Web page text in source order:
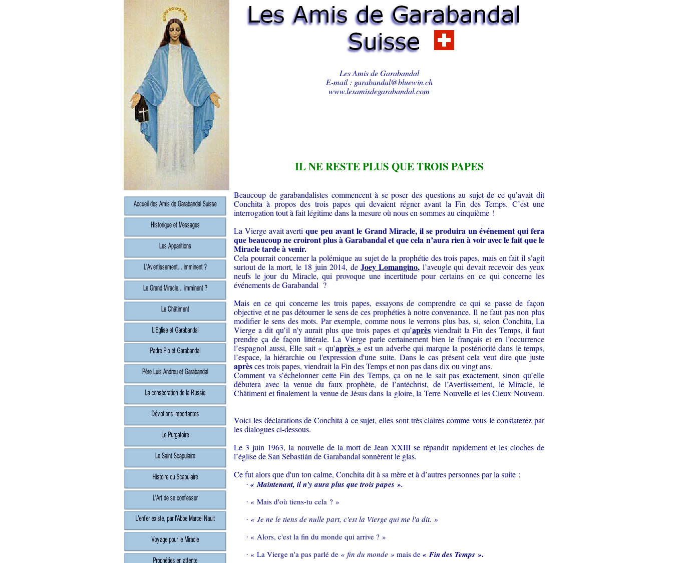
Les Amis de Garabandal
E-mail : garabandal@bluewin.ch
www.lesamisdegarabandal.com
IL NE RESTE PLUS QUE TROIS PAPES
Beaucoup de garabandalistes commencent à se poser des questions au sujet de ce qu’avait dit
Conchita à propos des trois papes qui devaient régner avant la Fin des Temps. C’est une
interrogation tout à fait légitime dans la mesure où nous en sommes au cinquième !
La Vierge avait avertique peu avant le Grand Miracle, il se produira un événement qui fera
que beaucoup ne croiront plus à Garabandal et que cela n’aura rien à voir avec le fait que le
Miracle tarde à venir.
Cela pourrait concerner la polémique au sujet de la prophétie des trois papes, mais en fait il s’agit
surtout de la mort, le 18 juin 2014, de Joey Lomangino, l’aveugle qui devait recevoir des yeux
neufs le jour du Miracle, qui provoque une incertitude pour certains en ce qui concerne les
événements de Garabandal ?
Mais en ce qui concerne les trois papes, essayons de comprendre ce qui se passe de façon
objective et ne pas détourner le sens de ces prophéties à notre convenance. Il ne faut pas non plus
modifier le sens des mots. Par exemple, comme nous le verrons plus bas, si, selon Conchita, La
Vierge a dit qu’il n’y aurait plus que trois papes et qu’aprèsviendrait la Fin des Temps, il faut
prendre ça de façon littérale. La Vierge parle certainement bien le français et en l’occurrence
l’espagnol aussi, Elle sait « qu’après » est un adverbe qui marque la postériorité dans le temps,
l’espace, la hiérarchie ou l'expression d'une suite. Dans le cas présent cela veut dire que juste
aprèsces trois papes, viendrait la Fin des Temps et non pas dans dix ou vingt ans.
Comment va s’échelonner cette Fin des Temps, ça on ne le sait pas exactement, sinon qu’elle
débutera avec la venue du faux prophète, de l’antéchrist, de l’Avertissement, le Miracle, le
Châtiment et finalement la venue de Jésus dans la gloire, la Terre Nouvelle et les Cieux Nouveau.
Voici les déclarations de Conchita à ce sujet, elles sont très claires comme vous le constaterez par
les dialogues ci-dessous.
Le 3 juin 1963, la nouvelle de la mort de Jean XXIII se répandit rapidement et les cloches de
l’église de San Sebastián de Garabandal sonnèrent le glas.
Ce fut alors que d'un ton calme, Conchita dit à sa mère et à d’autres personnes par la suite :
· « Maintenant, il n'y aura plus que trois papes ».
· « Mais d'où tiens-tu cela ? »
· « Je ne le tiens de nulle part, c'est la Vierge qui me l'a dit. »
· « Alors, c'est la fin du monde qui arrive ? »
· « La Vierge n'a pas parlé de « fin du monde » mais de « Fin des Temps ».